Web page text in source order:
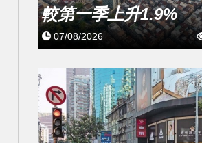
較第一季上升1.9%
07/08/2026